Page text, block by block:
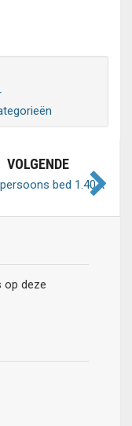
VOLGENDE
bed 1.40 x
op deze